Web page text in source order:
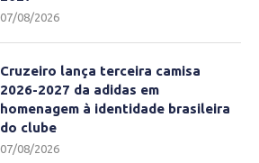
07/08/2026
Cruzeiro lança terceira camisa
2026-2027 da adidas em
homenagem à identidade brasileira
do clube
07/08/2026